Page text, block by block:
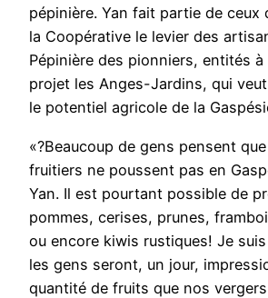
pépinière. Yan fait partie de ceux
la Coopérative le levier des
Pépinière des pionniers, entités à
projet les Anges-Jardins, qui
le potentiel agricole de la
«?Beaucoup de gens pensent
fruitiers ne poussent pas en
Yan. Il est pourtant possible de
pommes, cerises, prunes,
ou encore kiwis rustiques! Je
les gens seront, un jour,
quantité de fruits que nos